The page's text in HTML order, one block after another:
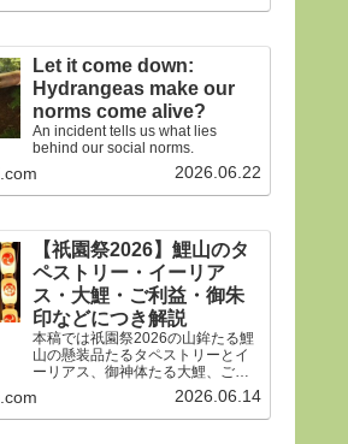
Let it come down:
Hydrangeas make our
norms come alive?
An incident tells us what lies
behind our social norms.
2026.06.22
【祇園祭2026】鯉山のタ
ペストリー・イーリア
ス・大鯉・ご利益・御朱
印などにつき解説
本稿では祇園祭2026の山鉾たる鯉
山の懸装品たるタペストリーとイ
ーリアス、御神体たる大鯉、ご利
益、御朱印などにつき詳細に解説
申しあげます。合掌
2026.06.14